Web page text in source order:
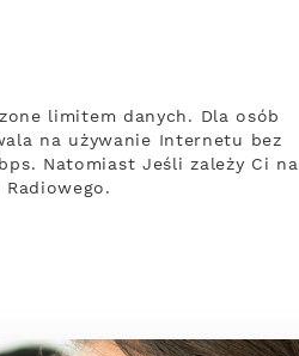
limitem danych. Dla osób
na używanie Internetu bez
Natomiast Jeśli zależy Ci na